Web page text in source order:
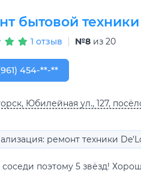
бытовой техники
1 отзыв №8 из 20
454-64-45
454-**-**
Юбилейная ул., 127,
ремонт техники
поэтому 5 звёзд!